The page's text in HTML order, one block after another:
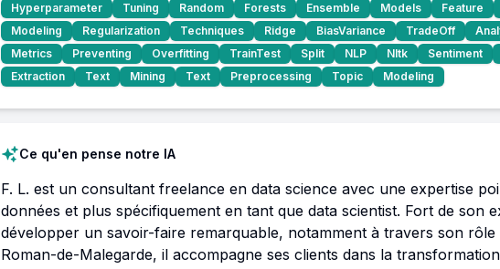
Hyperparameter
Tuning Random Forests Ensemble Models Feature
Modeling
Regularization Techniques Ridge BiasVariance TradeOff
Metrics
Preventing Overfitting TrainTest Split NLP Nltk Sentiment
Extraction
Text Mining Text Preprocessing Topic Modeling
Ce qu'en pense notre IA
F. L. est un consultant freelance en data science avec une expertise
données et plus spécifiquement en tant que data scientist. Fort de son
développer un savoir-faire remarquable, notamment à travers son rôle
Roman-de-Malegarde, il accompagne ses clients dans la